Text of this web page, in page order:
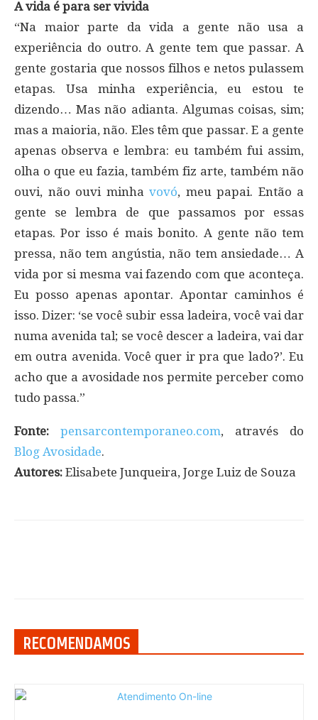
A vida é para ser vivida
“Na maior parte da vida a gente não usa a
experiência do outro. A gente tem que passar. A
gente gostaria que nossos filhos e netos pulassem
etapas. Usa minha experiência, eu estou te
dizendo… Mas não adianta. Algumas coisas, sim;
mas a maioria, não. Eles têm que passar. E a gente
apenas observa e lembra: eu também fui assim,
olha o que eu fazia, também fiz arte, também não
ouvi, não ouvi minha vovó, meu papai. Então a
gente se lembra de que passamos por essas
etapas. Por isso é mais bonito. A gente não tem
pressa, não tem angústia, não tem ansiedade… A
vida por si mesma vai fazendo com que aconteça.
Eu posso apenas apontar. Apontar caminhos é
isso. Dizer: ‘se você subir essa ladeira, você vai dar
numa avenida tal; se você descer a ladeira, vai dar
em outra avenida. Você quer ir pra que lado?’. Eu
acho que a avosidade nos permite perceber como
tudo passa.”
Fonte: pensarcontemporaneo.com, através do
Blog Avosidade.
Autores: Elisabete Junqueira, Jorge Luiz de Souza
RECOMENDAMOS